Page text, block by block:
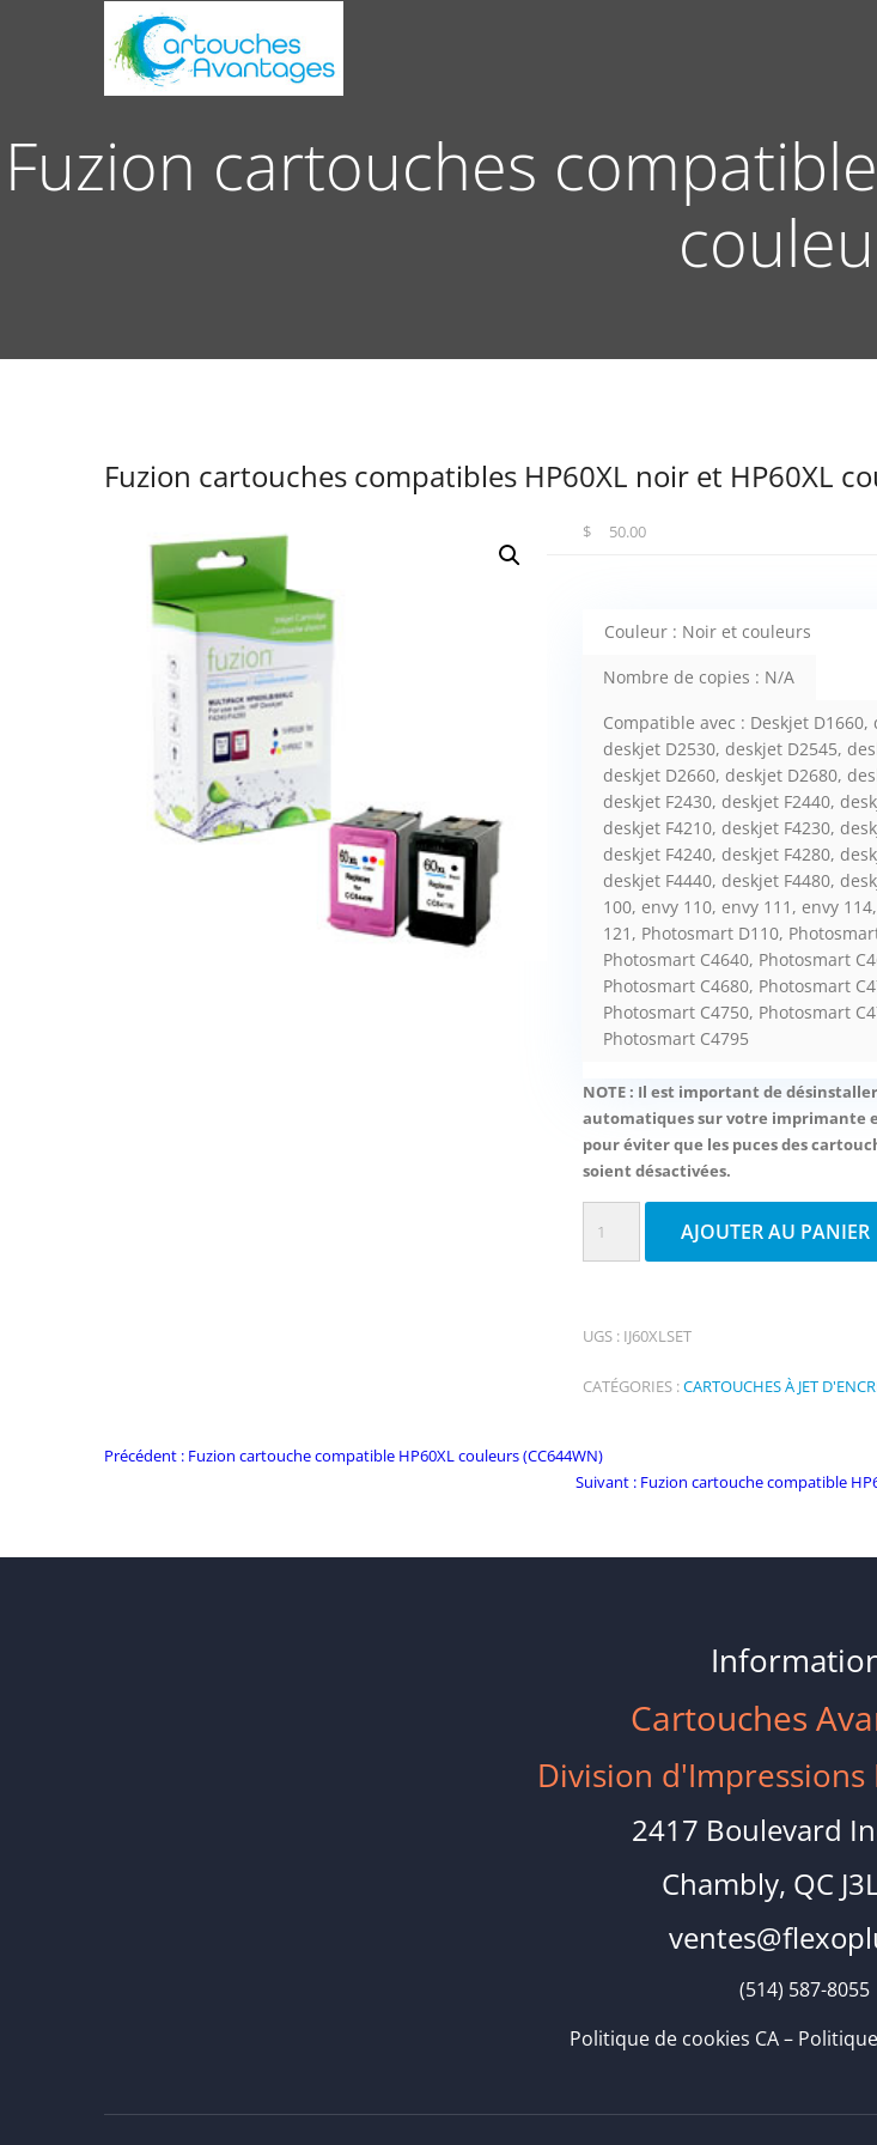
Fuzion cartouches
Fuzion cartouches compatibles HP60XL noir et HP60XL
$ 50.00
Couleur : Noir et couleurs
Nombre de copies : N/A
Compatible avec : Deskjet D1660,
deskjet D2530, deskjet D2545,
deskjet D2660, deskjet D2680,
deskjet F2430, deskjet F2440,
deskjet F4210, deskjet F4230,
deskjet F4240, deskjet F4280,
deskjet F4440, deskjet F4480,
100, envy 110, envy 111, envy
121, Photosmart D110,
Photosmart C4640, Photosmart
Photosmart C4680, Photosmart
Photosmart C4750, Photosmart
Photosmart C4795
NOTE : Il est important de
automatiques sur votre imprimante
pour éviter que les puces des
soient désactivées.
compatibles
HP60XL
HP60XL
couleurs
AJOUTER AU PANIER
UGS : IJ60XLSET
CATÉGORIES :CARTOUCHES À JET
Navigation
l’article
Précédent : Commentaire
Fuzion cartouche compatible HP60XL couleurs (CC644WN)
Suivant : Commentaire
Fuzion cartouche compatible
Cartouches
Division d'Impressions
2417 Boulevard
Chambly, QC
(514) 587-8055
Politique de cookies CA–